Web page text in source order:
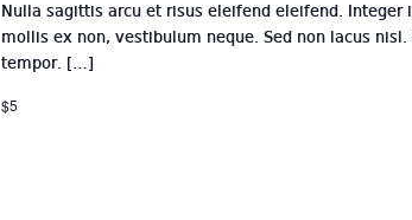
Nulla sagittis arcu et risus eleifend eleifend.
mollis ex non, vestibulum neque. Sed non lacus
tempor. […]
$5